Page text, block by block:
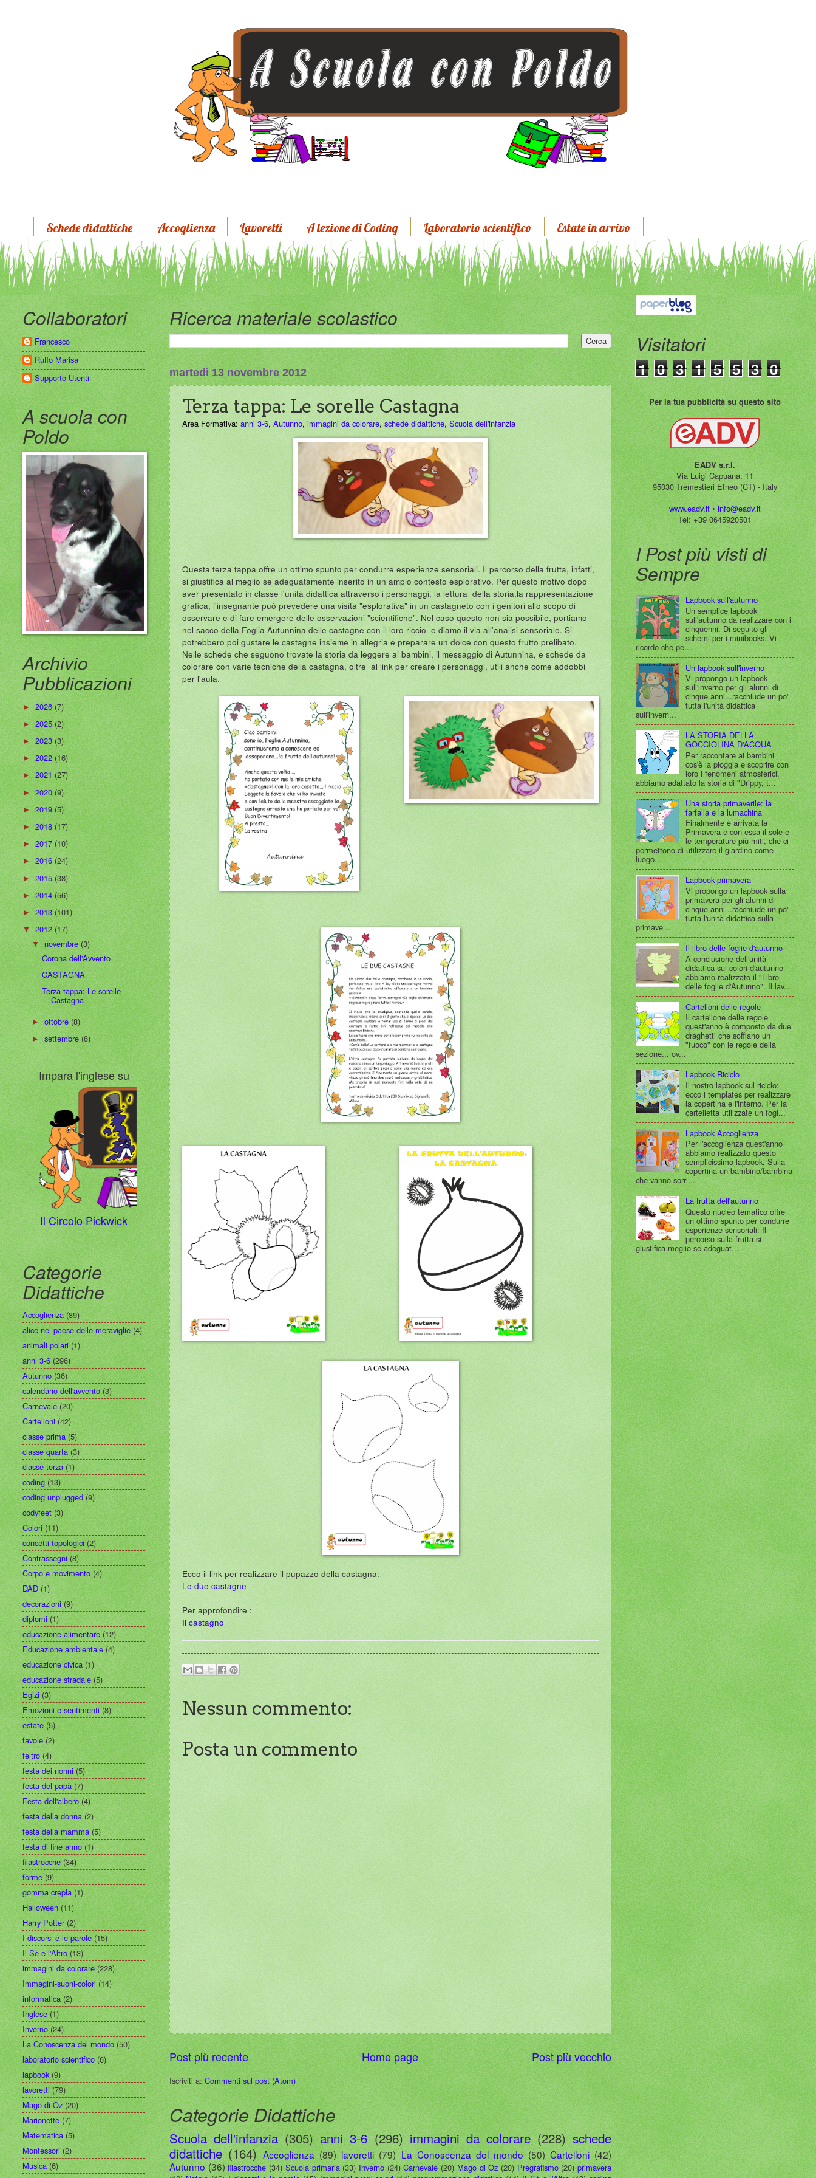
Schede didattiche Accoglienza Lavoretti A lezione di Coding Laboratorio scientifico Estate in arrivo
Ricerca materiale scolastico
martedì 13 novembre 2012
Terza tappa: Le sorelle Castagna
Area Formativa: anni 3-6, Autunno, immagini da colorare, schede didattiche, Scuola dell'infanzia
Questa terza tappa offre un ottimo spunto per condurre esperienze sensoriali. Il percorso della frutta, infatti,
si giustifica al meglio se adeguatamente inserito in un ampio contesto esplorativo. Per questo motivo dopo
aver presentato in classe l'unità didattica attraverso i personaggi, la lettura della storia,la rappresentazione
grafica, l'insegnante può prevedere una visita "esplorativa" in un castagneto con i genitori allo scopo di
osservare e di fare emergere delle osservazioni "scientifiche". Nel caso questo non sia possibile, portiamo
nel sacco della Foglia Autunnina delle castagne con il loro riccio e diamo il via all'analisi sensoriale. Si
potrebbero poi gustare le castagne insieme in allegria e preparare un dolce con questo frutto prelibato.
Nelle schede che seguono trovate la storia da leggere ai bambini, il messaggio di Autunnina, e schede da
colorare con varie tecniche della castagna, oltre al link per creare i personaggi, utili anche come addobbi
per l'aula.
Ecco il link per realizzare il pupazzo della castagna:
Le due castagne
Per approfondire :
Il castagno
Nessun commento:
Posta un commento
Post più recente Post più vecchio
Home page
Iscriviti a:Commenti sul post (Atom)
Categorie Didattiche
Scuola dell'infanzia (305) anni 3-6 (296) immagini da colorare (228) schede
didattiche (164) Accoglienza (89) lavoretti (79) La Conoscenza del mondo (50) Cartelloni (42)
Autunno (36) filastrocche (34) Scuola primaria (33) Inverno (24) Carnevale (20) Mago di Oz (20) Pregrafismo (20) primavera
Collaboratori
Francesco
Ruffo Marisa
Supporto Utenti
A scuola con
Poldo
Archivio
Pubblicazioni
►2026(7)
►2025(2)
►2023(3)
►2022(16)
►2021(27)
►2020(9)
►2019(5)
►2018(17)
► 2017(10)
►2016(24)
►2015(38)
►2014(56)
►2013(101)
▼2012(17)
▼novembre(3)
Corona dell'Avvento
CASTAGNA
Terza tappa: Le sorelle
Castagna
►ottobre(8)
►settembre(6)
Impara l'inglese su
Il Circolo Pickwick
Categorie
Didattiche
Accoglienza (89)
alice nel paese delle meraviglie (4)
animali polari (1)
anni 3-6 (296)
Autunno (36)
calendario dell'avvento (3)
Carnevale (20)
Cartelloni (42)
classe prima (5)
classe quarta (3)
classe terza (1)
coding (13)
coding unplugged (9)
codyfeet (3)
Colori (11)
concetti topologici (2)
Contrassegni (8)
Corpo e movimento (4)
DAD (1)
decorazioni (9)
diplomi (1)
educazione alimentare (12)
Educazione ambientale (4)
educazione civica (1)
educazione stradale (5)
Egizi (3)
Emozioni e sentimenti (8)
estate (5)
favole (2)
feltro (4)
festa dei nonni (5)
festa del papà (7)
Festa dell'albero (4)
festa della donna (2)
festa della mamma (5)
festa di fine anno (1)
filastrocche (34)
forme (9)
gomma crepla (1)
Halloween (11)
Harry Potter (2)
I discorsi e le parole (15)
Il Sè e l'Altro (13)
immagini da colorare (228)
Immagini-suoni-colori (14)
informatica (2)
Inglese (1)
Inverno (24)
La Conoscenza del mondo (50)
laboratorio scientifico (6)
lapbook (9)
lavoretti (79)
Mago di Oz (20)
Marionette (7)
Matematica (5)
Montessori (2)
Musica (6)
Visitatori
1 0 3 1 5 5 3 0
Per la tua pubblicità su questo sito
EADV s.r.l.
Via Luigi Capuana, 11
95030 Tremestieri Etneo (CT) - Italy
www.eadv.it•info@eadv.it
Tel: +39 0645920501
I Post più visti di
Sempre
Lapbook sull'autunno
Un semplice lapbook
sull'autunno da realizzare con i
cinquenni. Di seguito gli
schemi per i minibooks. Vi
ricordo che pe...
Un lapbook sull'inverno
Vi propongo un lapbook
sull'inverno per gli alunni di
cinque anni...racchiude un po'
tutta l'unità didattica
sull'invern...
LA STORIA DELLA
GOCCIOLINA D'ACQUA
Per raccontare ai bambini
cos'è la pioggia e scoprire con
loro i fenomeni atmosferici,
abbiamo adattato la storia di "Drippy, t...
Una storia primaverile: la
farfalla e la lumachina
Finalmente è arrivata la
Primavera e con essa il sole e
le temperature più miti, che ci
permettono di utilizzare il giardino come
luogo...
Lapbook primavera
Vi propongo un lapbook sulla
primavera per gli alunni di
cinque anni...racchiude un po'
tutta l'unità didattica sulla
primave...
Il libro delle foglie d'autunno
A conclusione dell'unità
didattica sui colori d'autunno
abbiamo realizzato il "Libro
delle foglie d'Autunno". Il lav...
Cartelloni delle regole
Il cartellone delle regole
quest'anno è composto da due
draghetti che soffiano un
"fuoco" con le regole della
sezione... ov...
Lapbook Riciclo
Il nostro lapbook sul riciclo:
ecco i templates per realizzare
la copertina e l'interno. Per la
cartelletta utilizzate un fogl...
Lapbook Accoglienza
Per l'accoglienza quest'anno
abbiamo realizzato questo
semplicissimo lapbook. Sulla
copertina un bambino/bambina
che vanno sorri...
La frutta dell'autunno
Questo nucleo tematico offre
un ottimo spunto per condurre
esperienze sensoriali. Il
percorso sulla frutta si
giustifica meglio se adeguat...